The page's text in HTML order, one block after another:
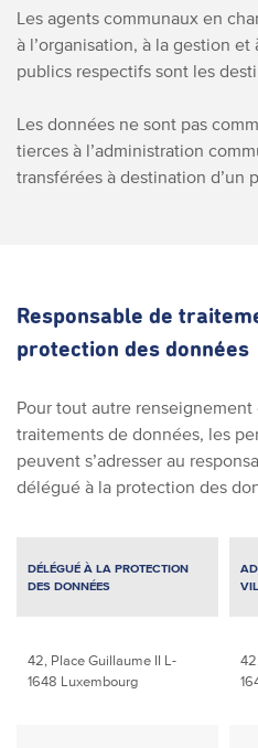
Les agents communaux en
à l’organisation, à la gestion
publics respectifs sont les
Les données ne sont pas
tierces à l’administration
transférées à destination d’un
Responsable de
protection des données
Pour tout autre
traitements de données, les
peuvent s’adresser au
délégué à la protection des
DÉLÉGUÉ À LA PROTECTION
DES DONNÉES
42, Place Guillaume II L-
1648 Luxembourg